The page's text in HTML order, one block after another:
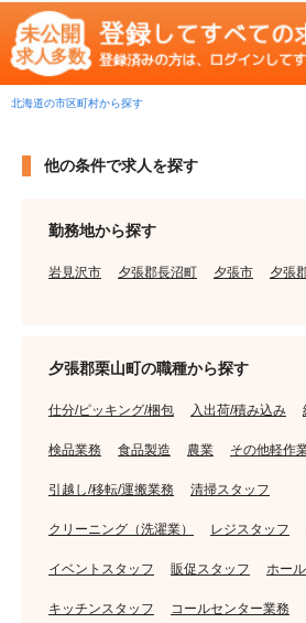
北海道の市区町村から探す
他の条件で求人を探す
勤務地から探す
岩見沢市 夕張郡長沼町 夕張市 夕張
夕張郡栗山町の職種から探す
仕分/ピッキング/梱包 入出荷/積み込み
検品業務 食品製造 農業 その他軽作
引越し/移転/運搬業務 清掃スタッフ
クリーニング（洗濯業） レジスタッフ
イベントスタッフ 販促スタッフ ホー
キッチンスタッフ コールセンター業務